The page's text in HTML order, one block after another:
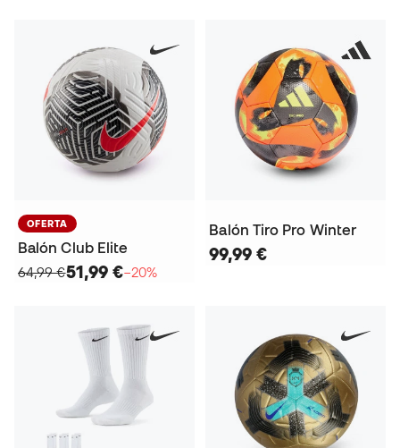
OFERTA
Balón Club Elite
64,99 €51,99 €−20%
Balón Tiro Pro Winter
99,99 €